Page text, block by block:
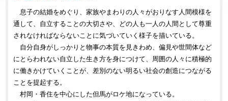
息子の結婚をめぐり、家族やまわりの人々がおりなす人間模様を
通して、自立することの大切さや、どの人も一人の人間として尊重
されなければならないことに気づいていく様子を描いている。
自分自身がしっかりと物事の本質を見きわめ、偏見や世間体など
にとらわれない自立した生き方を身につけて、周囲の人々に積極的
に働きかけていくことが、差別のない明るい社会の創造につながる
ことを提起する。
村岡・香住を中心にした但馬がロケ地になっている。